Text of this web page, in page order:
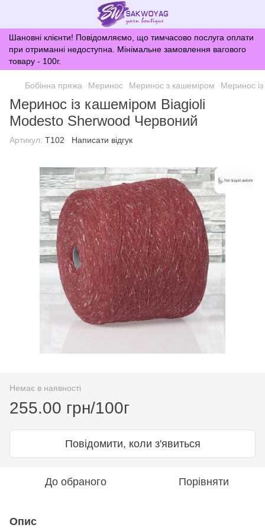
Шановні клієнти! Повідомляємо, що тимчасово послуга оплати
при отриманні недоступна. Мінімальне замовлення вагового
товару - 100г.
Бобінна пряжа Меринос Меринос з кашеміром Меринос
Меринос із кашеміром Biagioli
Modesto Sherwood Червоний
Артикул: T102 Написати відгук
Немає в наявності
255.00 грн/100г
Повідомити, коли з'явиться
До обраного Порівняти
Опис